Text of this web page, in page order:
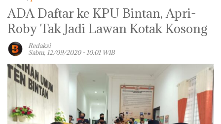
ADA Daftar ke KPU Bintan, Apri-
Roby Tak Jadi Lawan Kotak Kosong
Redaksi
Sabtu, 12/09/2020 - 10:01 WIB